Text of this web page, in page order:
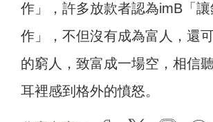
作」，許多放款者認為imB「
作」，不但沒有成為富人，還
的窮人，致富成一場空，相信
耳裡感到格外的憤怒。